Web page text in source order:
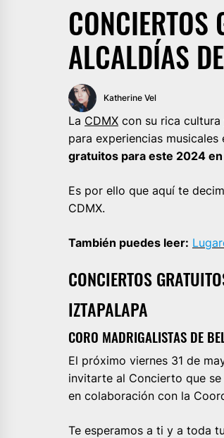
ALCALDÍAS
Katherine Vel
La CDMX con su rica
para experiencias
gratuitos para este 2024 en
Es por ello que aquí te
CDMX.
También puedes leer:
CONCIERTOS
IZTAPALAPA
CORO MADRIGALISTAS DE
El próximo viernes 31 de
invitarte al Concierto que
en colaboración con la
Te esperamos a ti y a toda